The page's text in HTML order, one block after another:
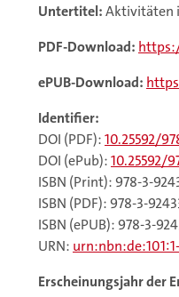
Untertitel:Aktivitäten
PDF-Download:
ePUB-Download:
Identifier:
DOI (PDF):10.25592/
DOI (ePub):10.25592/
ISBN (Print): 978-3-
ISBN (PDF): 978-3-
ISBN (ePUB): 978-3-
URN:
Erscheinungsjahr der